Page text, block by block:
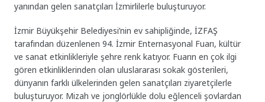
yanından gelen sanatçıları İzmirlilerle buluşturuyor.
İzmir Büyükşehir Belediyesi’nin ev sahipliğinde, İZFAŞ
tarafından düzenlenen 94. İzmir Enternasyonal Fuarı, kültür
ve sanat etkinlikleriyle şehre renk katıyor. Fuarın en çok ilgi
gören etkinliklerinden olan uluslararası sokak gösterileri,
dünyanın farklı ülkelerinden gelen sanatçıları ziyaretçilerle
buluşturuyor. Mizah ve jonglörlükle dolu eğlenceli şovlardan